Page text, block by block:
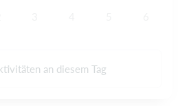
an diesem Tag